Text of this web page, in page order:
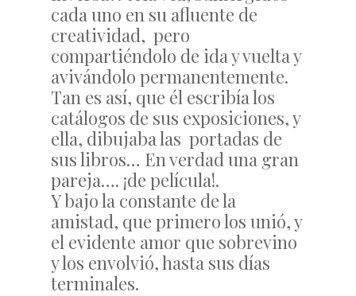
cada uno en su afluente de
creatividad, pero
compartiéndolo de ida y vuelta y
avivándolo permanentemente.
Tan es así, que él escribía los
catálogos de sus exposiciones, y
ella, dibujaba las portadas de
sus libros… En verdad una gran
pareja…. ¡de película!.
Y bajo la constante de la
amistad, que primero los unió, y
el evidente amor que sobrevino
y los envolvió, hasta sus días
terminales.